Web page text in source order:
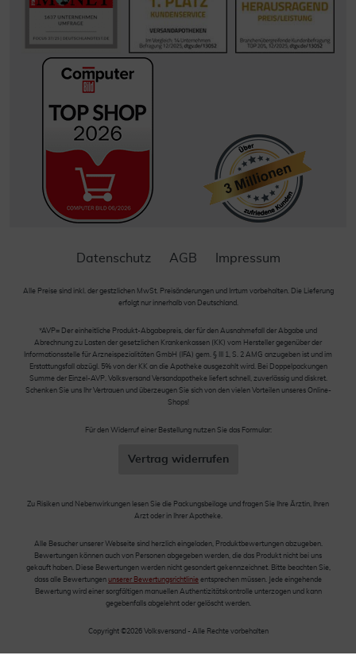
Datenschutz AGB Impressum
Alle Preise sind inkl. der gestzlichen MwSt. Preisänderungen und Irrtum vorbehalten. Die Lieferung
erfolgt nur innerhalb von Deutschland.
*AVP= Der einheitliche Produkt-Abgabepreis, der für den Ausnahmefall der Abgabe und
Abrechnung zu Lasten der gesetzlichen Krankenkassen (KK) vom Hersteller gegenüber der
Informationsstelle für Arzneispezialitäten GmbH (IFA) gem. § III 1, S. 2 AMG anzugeben ist und im
Erstattungsfall abzügl. 5% von der KK an die Apotheke ausgezahlt wird. Bei Doppelpackungen
Summe der Einzel-AVP. Volksversand Versandapotheke liefert schnell, zuverlässig und diskret.
Schenken Sie uns Ihr Vertrauen und überzeugen Sie sich von den vielen Vorteilen unseres Online-
Shops!
Für den Widerruf einer Bestellung nutzen Sie das Formular:
Vertrag widerrufen
Zu Risiken und Nebenwirkungen lesen Sie die Packungsbeilage und fragen Sie Ihre Ärztin, Ihren
Arzt oder in Ihrer Apotheke.
Alle Besucher unserer Webseite sind herzlich eingeladen, Produktbewertungen abzugeben.
Bewertungen können auch von Personen abgegeben werden, die das Produkt nicht bei uns
gekauft haben. Diese Bewertungen werden nicht gesondert gekennzeichnet. Bitte beachten Sie,
dass alle Bewertungen unserer Bewertungsrichtlinie entsprechen müssen. Jede eingehende
Bewertung wird einer sorgfältigen manuellen Authentizitätskontrolle unterzogen und kann
gegebenfalls abgelehnt oder gelöscht werden.
Copyright ©2026 Volksversand - Alle Rechte vorbehalten